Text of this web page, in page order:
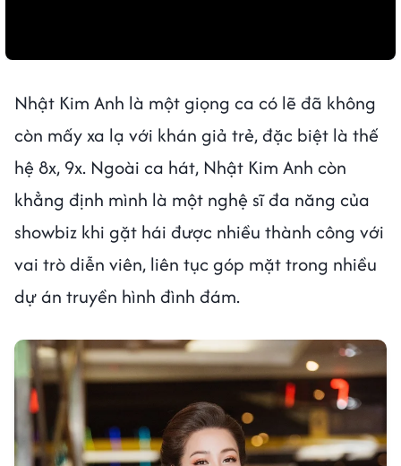
Nhật Kim Anh là một giọng ca có lẽ đã không
còn mấy xa lạ với khán giả trẻ, đặc biệt là thế
hệ 8x, 9x. Ngoài ca hát, Nhật Kim Anh còn
khẳng định mình là một nghệ sĩ đa năng của
showbiz khi gặt hái được nhiều thành công với
vai trò diễn viên, liên tục góp mặt trong nhiều
dự án truyền hình đình đám.